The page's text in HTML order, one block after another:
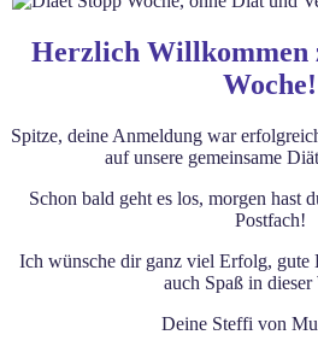
Herzlich Willkommen
Woche!
Spitze, deine Anmeldung war
auf unsere gemeinsame
Schon bald geht es los, morgen hast
Postfach!
Ich wünsche dir ganz viel Erfolg, gute
auch Spaß in dieser
Deine Steffi von